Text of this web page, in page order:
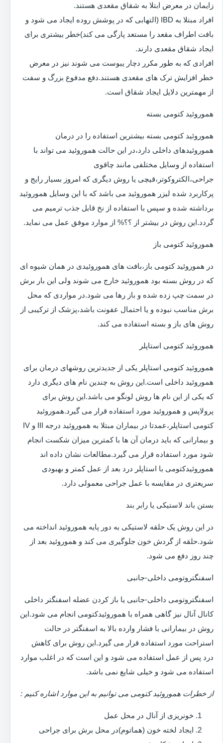
زایمان در معرض ابتلا به شقاق مقعدی هستند.
افراد مبتلا به IBD (التهابی که در پوشش روده ایجاد می شود و
بافت اطراف مقعد را مستعد پارگی می کند)خطر بیشتری برای
ایجاد شقاق مقعدی دارند.
افرادی که به طور مکرر دچار یبوست می شوند نیز در معرض
خطر افزایش ترک های مقعدی هستند.دفع مدفوع بزرگ و سفت
از مهمترین دلایل ایجاد شقاق است.
هموروئید کتومی بسته
هموروئید کتومی بسته بیشترین استفاده را در درمان
هموروئیدهای داخلی دارد،در این حالت هموروئید می تواند با
استفاده از وسایل مختلفی مانند چاقوی
جراحی،الکتروکوتر،قیچی یا روش دیگری که امروز بسیار رایج و
پرکاربرد شده لیزر هموروئید می باشد که با این وسایل هموروئید
برداشته شده و سپس با استفاده از نخ قابل جذب ترمیم می
گردد.این روش در بیشتر از ؟؟% از موارد موفق عمل می نماید.
هموروئید کتومی باز
در هموروئید کتومی باز،بافت های هموروئیدی در همان شیوه ای
که در روش بسته بود هموروئید خارج می شوند ولی این بار برش
در سمت چپ زده شده و باز رها می شود.در مواردی که محل
برش مناسب نبوده و یا احتمال عفونت باشد،پزشک از ترکیبی از
روش های باز و بسته استفاده می کند.
هموروئید کتومی استاپلر
هموروئید کتومی استاپلر یکی از جدیدترین روشهای درمان برای
هموروئید داخلی است.این روش به چندین نام های دیگری دارد
که یکی از این نام ها روش لونگو می باشد.این روش برای
پرولاپس و هموروئید مورد استفاده قرار می گیرد.هموروئید
کتومی استاپلر،عمدتا در بیماران مبتلا به هموروئید درجه III و IV
و بیمارانی که باید درمان آن ها با کمترین میزان شکست انجام
شود مورد استفاده قرار می گیرد.مطالعات نشان داده اند
هموروئیدکتومی با استاپلر درد بعد از عمل کمتر و بهبودی
سریعتری در مقایسه با عمل جراحی معمولی دارد.
بستن باند لاستیکی یا رابر بند
در این روش یک حلقه لاستیکی به دور پایه هموروئید انداخته می
شود.حلقه از گردش خون جلوگیری می کند و هموروئید بعد از
چند روز دفع می شود.
اسفنگتروتومی داخلی-جانبی
اسفنگتروتومی داخلی-جانبی یا باز کردن عضله اسفنگتر داخلی
کانال آنال نیز گاهی همراه با هموروئیدکتومی انجام می شود.این
روش در بیمارانی با فشار وارده بالا به اسفنگتر در حالت
استراحت مورد استفاده قرار می گیرد.این روش برای کاهش
درد پس از عمل استفاده می شود و این است که در اغلب موارد
استفاده می شود و خیلی شایع نمی باشد.
از خطرات هموروئید کتومی می توانیم به این موارد اشاره کنیم :
خونریزی از آنال در محل عمل
ایجاد لخته خون (هماتوم)در محل برش برای جراحی